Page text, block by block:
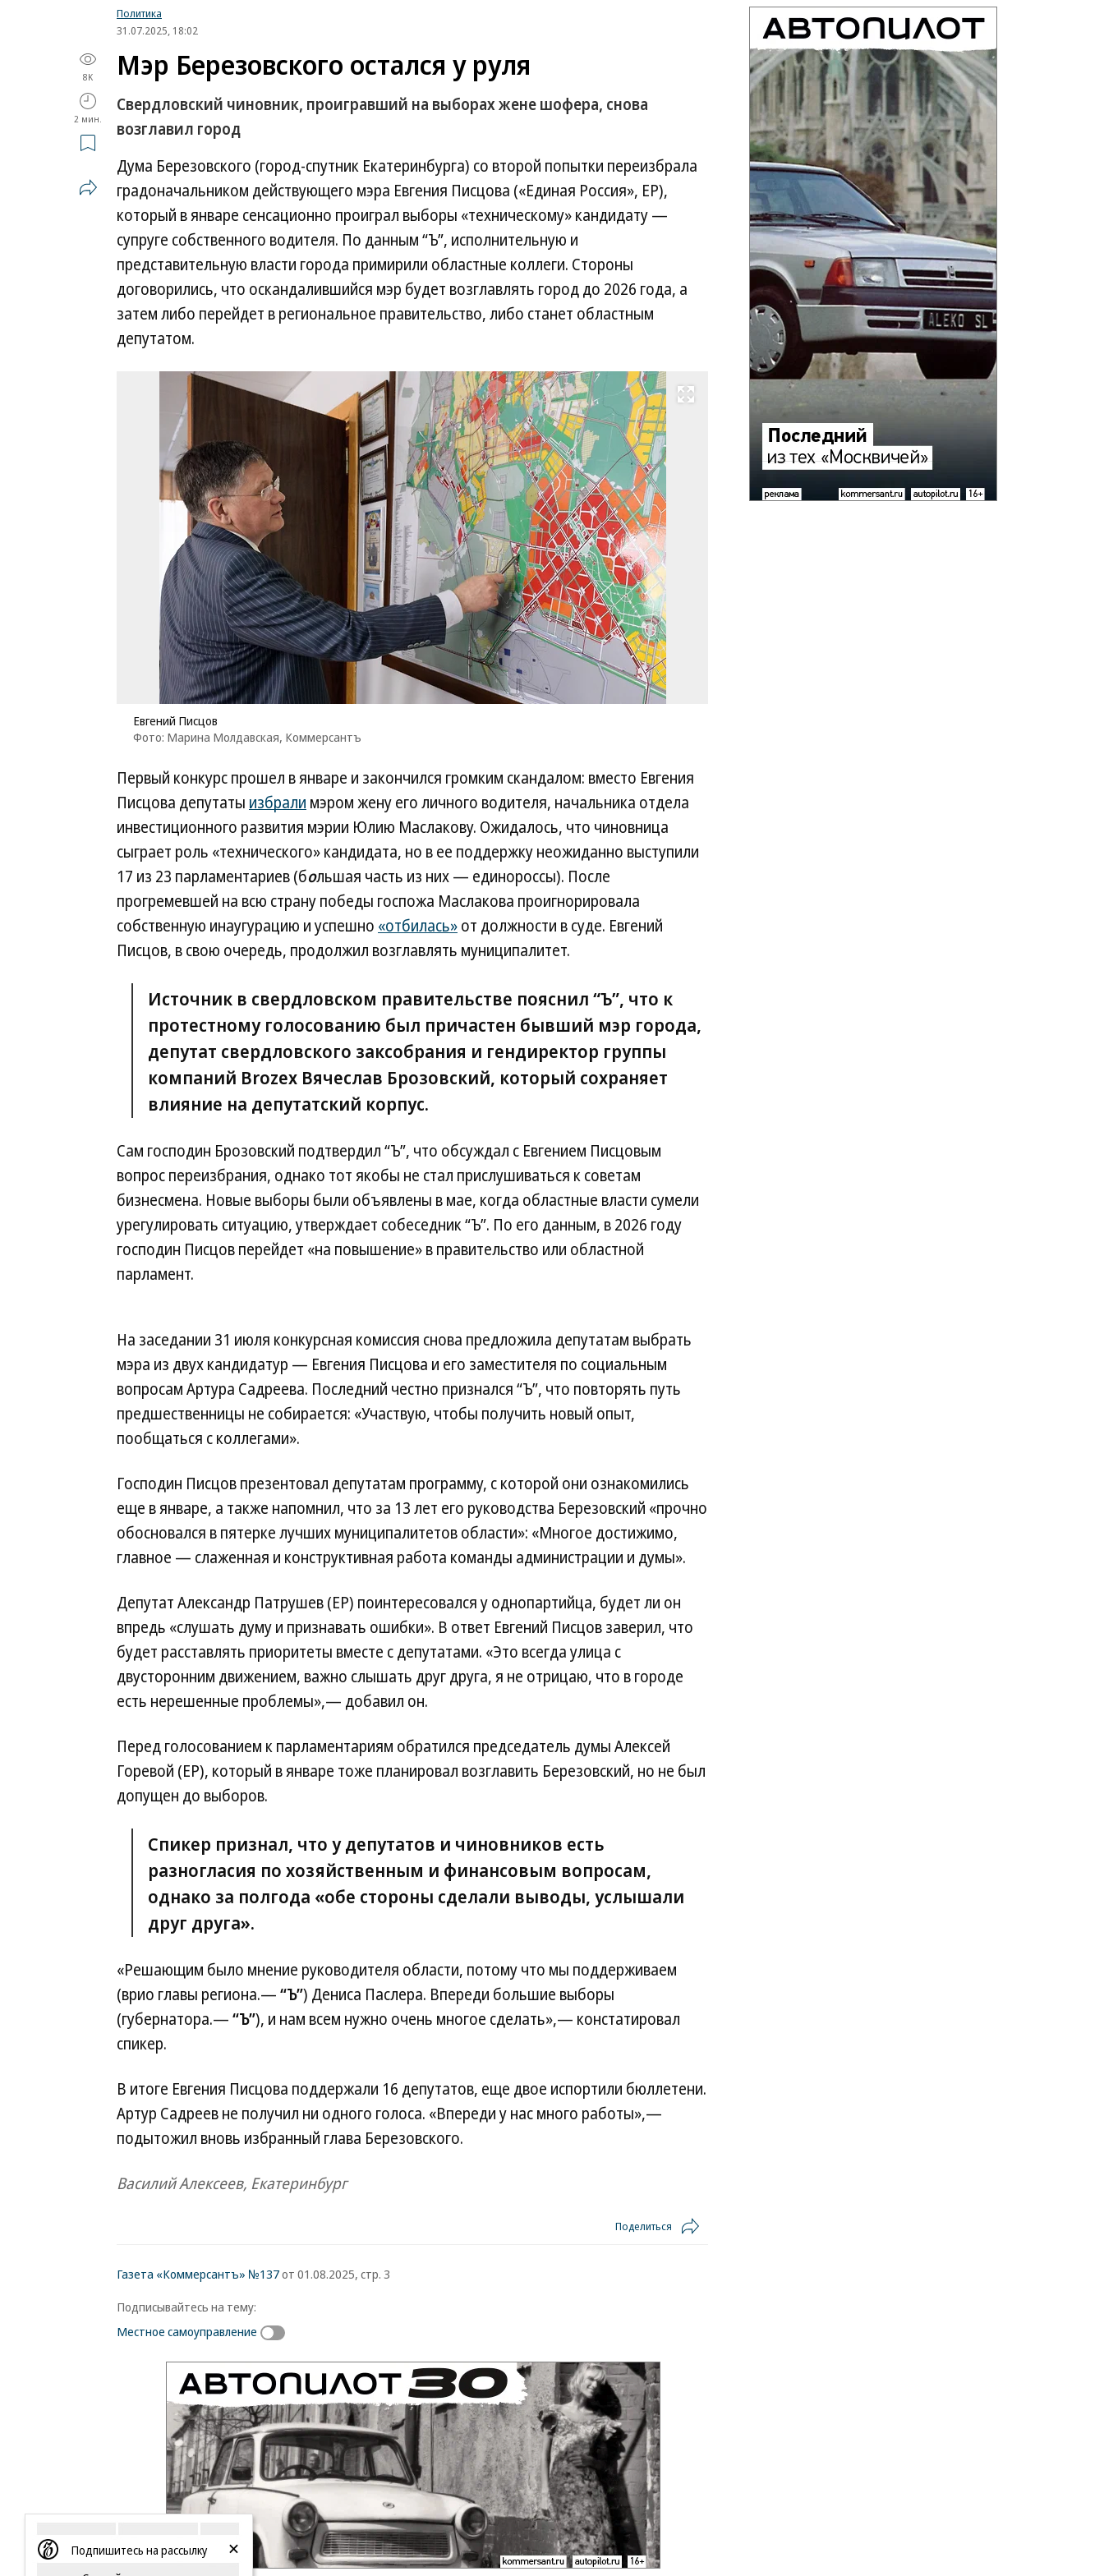
Политика
31.07.2025, 18:02
8K
2 мин.
Мэр Березовского остался у руля
Свердловский чиновник, проигравший на выборах жене шофера, снова
возглавил город
Дума Березовского (город-спутник Екатеринбурга) со второй попытки переизбрала
градоначальником действующего мэра Евгения Писцова («Единая Россия», ЕР),
который в январе сенсационно проиграл выборы «техническому» кандидату —
супруге собственного водителя. По данным “Ъ”, исполнительную и
представительную власти города примирили областные коллеги. Стороны
договорились, что оскандалившийся мэр будет возглавлять город до 2026 года, а
затем либо перейдет в региональное правительство, либо станет областным
депутатом.
Развернуть на весь экран
Евгений Писцов
Фото: Марина Молдавская, Коммерсантъ
Марина
Молдавская,
Первый конкурс прошел в январе и закончился громким скандалом: вместо Евгения
Писцова депутаты избрали мэром жену его личного водителя, начальника отдела
инвестиционного развития мэрии Юлию Маслакову. Ожидалось, что чиновница
сыграет роль «технического» кандидата, но в ее поддержку неожиданно выступили
17 из 23 парламентариев (большая часть из них — единороссы). После
прогремевшей на всю страну победы госпожа Маслакова проигнорировала
собственную инаугурацию и успешно «отбилась»от должности в суде. Евгений
Писцов, в свою очередь, продолжил возглавлять муниципалитет.
Источник в свердловском правительстве пояснил “Ъ”, что к
протестному голосованию был причастен бывший мэр города,
депутат свердловского заксобрания и гендиректор группы
компаний Brozex Вячеслав Брозовский, который сохраняет
влияние на депутатский корпус.
Сам господин Брозовский подтвердил “Ъ”, что обсуждал с Евгением Писцовым
вопрос переизбрания, однако тот якобы не стал прислушиваться к советам
бизнесмена. Новые выборы были объявлены в мае, когда областные власти сумели
урегулировать ситуацию, утверждает собеседник “Ъ”. По его данным, в 2026 году
господин Писцов перейдет «на повышение» в правительство или областной
парламент.
На заседании 31 июля конкурсная комиссия снова предложила депутатам выбрать
мэра из двух кандидатур — Евгения Писцова и его заместителя по социальным
вопросам Артура Садреева. Последний честно признался “Ъ”, что повторять путь
предшественницы не собирается: «Участвую, чтобы получить новый опыт,
пообщаться с коллегами».
Господин Писцов презентовал депутатам программу, с которой они ознакомились
еще в январе, а также напомнил, что за 13 лет его руководства Березовский «прочно
обосновался в пятерке лучших муниципалитетов области»: «Многое достижимо,
главное — слаженная и конструктивная работа команды администрации и думы».
Депутат Александр Патрушев (ЕР) поинтересовался у однопартийца, будет ли он
впредь «слушать думу и признавать ошибки». В ответ Евгений Писцов заверил, что
будет расставлять приоритеты вместе с депутатами. «Это всегда улица с
двусторонним движением, важно слышать друг друга, я не отрицаю, что в городе
есть нерешенные проблемы»,— добавил он.
Перед голосованием к парламентариям обратился председатель думы Алексей
Горевой (ЕР), который в январе тоже планировал возглавить Березовский, но не был
допущен до выборов.
Спикер признал, что у депутатов и чиновников есть
разногласия по хозяйственным и финансовым вопросам,
однако за полгода «обе стороны сделали выводы, услышали
друг друга».
«Решающим было мнение руководителя области, потому что мы поддерживаем
(врио главы региона.—“Ъ”) Дениса Паслера. Впереди большие выборы
(губернатора.—“Ъ”), и нам всем нужно очень многое сделать»,— констатировал
спикер.
В итоге Евгения Писцова поддержали 16 депутатов, еще двое испортили бюллетени.
Артур Садреев не получил ни одного голоса. «Впереди у нас много работы»,—
подытожил вновь избранный глава Березовского.
Василий Алексеев, Екатеринбург
Поделиться
Газета «Коммерсантъ» №137от 01.08.2025, стр. 3
Подписывайтесь на тему:
Местное самоуправление
Подпишитесь на рассылку